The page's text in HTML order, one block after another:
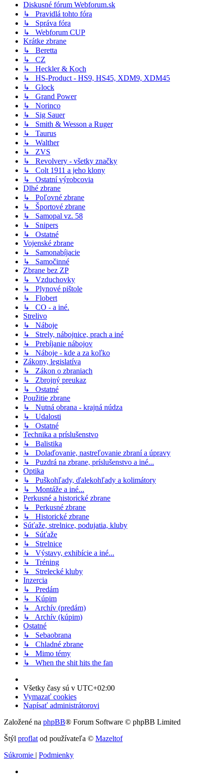
Diskusné fórum Webforum.sk
↳ Pravidlá tohto fóra
↳ Správa fóra
↳ Webforum CUP
Krátke zbrane
↳ Beretta
↳ CZ
↳ Heckler & Koch
↳ HS-Product - HS9, HS45, XDM9, XDM45
↳ Glock
↳ Grand Power
↳ Norinco
↳ Sig Sauer
↳ Smith & Wesson a Ruger
↳ Taurus
↳ Walther
↳ ZVS
↳ Revolvery - všetky značky
↳ Colt 1911 a jeho klony
↳ Ostatní výrobcovia
Dlhé zbrane
↳ Poľovné zbrane
↳ Športové zbrane
↳ Samopal vz. 58
↳ Snipers
↳ Ostatné
Vojenské zbrane
↳ Samonabíjacie
↳ Samočinné
Zbrane bez ZP
↳ Vzduchovky
↳ Plynové pištole
↳ Flobert
↳ CO - a iné.
Strelivo
↳ Náboje
↳ Strely, nábojnice, prach a iné
↳ Prebíjanie nábojov
↳ Náboje - kde a za koľko
Zákony, legislatíva
↳ Zákon o zbraniach
↳ Zbrojný preukaz
↳ Ostatné
Použitie zbrane
↳ Nutná obrana - krajná núdza
↳ Udalosti
↳ Ostatné
Technika a príslušenstvo
↳ Balistika
↳ Dolaďovanie, nastreľovanie zbraní a úpravy
↳ Puzdrá na zbrane, príslušenstvo a iné...
Optika
↳ Puškohľady, ďalekohľady a kolimátory
↳ Montáže a iné...
Perkusné a historické zbrane
↳ Perkusné zbrane
↳ Historické zbrane
Súťaže, strelnice, podujatia, kluby
↳ Súťaže
↳ Strelnice
↳ Výstavy, exhibície a iné...
↳ Tréning
↳ Strelecké kluby
Inzercia
↳ Predám
↳ Kúpim
↳ Archív (predám)
↳ Archív (kúpim)
Ostatné
↳ Sebaobrana
↳ Chladné zbrane
↳ Mimo témy
↳ When the shit hits the fan
Všetky časy sú v UTC+02:00
Vymazať cookies
Napísať administrátorovi
Založené na phpBB® Forum Software © phpBB Limited
Štýl proflat od používateľa © Mazeltof
Súkromie | Podmienky